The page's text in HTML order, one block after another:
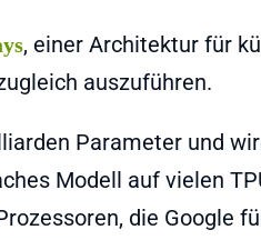
, einer Architektur für
auszuführen.
Parameter und
Modell auf vielen
die Google